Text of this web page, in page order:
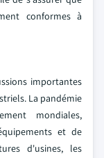
conformes à
importantes
La pandémie
mondiales,
et de
d'usines, les